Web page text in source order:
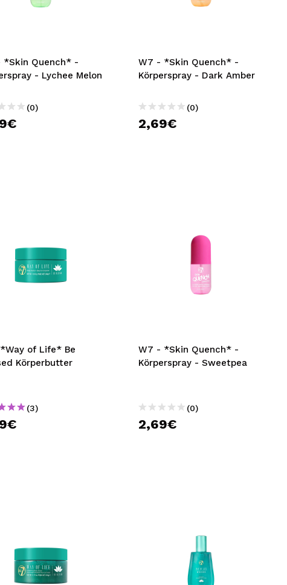
einsehen.
BENUTZERKONTO ERSTELLEN
*Skin Quench* -
- Lychee Melon
(0)
W7 - *Skin Quench* -
Körperspray - Dark Amber
(0)
2,69€
of Life* Be
Körperbutter
(3)
W7 - *Skin Quench* -
Körperspray - Sweetpea
(0)
2,69€